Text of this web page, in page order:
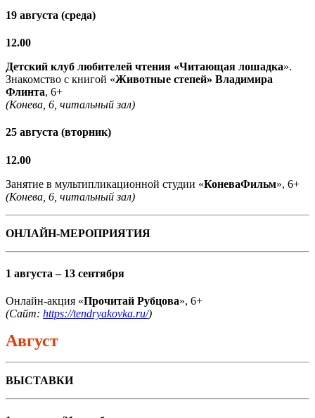
19 августа (среда)
12.00
Детский клуб любителей чтения «Читающая лошадка».
Знакомство с книгой «Животные степей» Владимира
Флинта, 6+
(Конева, 6, читальный зал)
25 августа (вторник)
12.00
Занятие в мультипликационной студии «КоневаФильм», 6+
(Конева, 6, читальный зал)
ОНЛАЙН-МЕРОПРИЯТИЯ
1 августа – 13 сентября
Онлайн-акция «Прочитай Рубцова», 6+
(Сайт: https://tendryakovka.ru/)
Август
ВЫСТАВКИ